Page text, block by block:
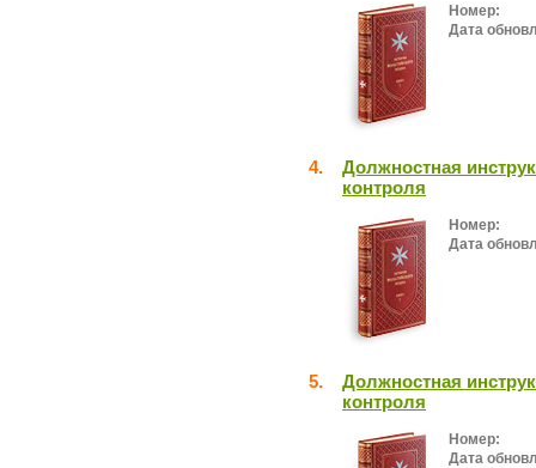
Номер:
Дата
4.
Должностная
контроля
Номер:
Дата
5.
Должностная
контроля
Номер:
Дата